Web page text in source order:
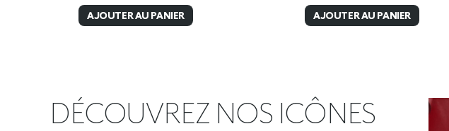
AJOUTER AU PANIER AJOUTER AU PANIER
DÉCOUVREZ NOS ICÔNES